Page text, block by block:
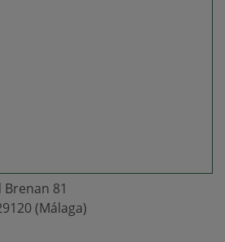
Brenan 81
(Málaga)